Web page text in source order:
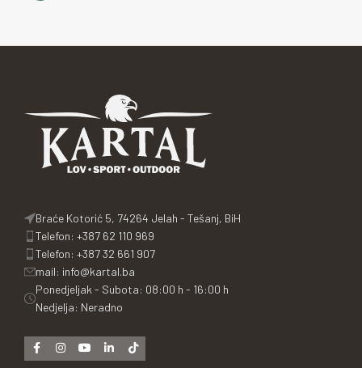
Braće Kotorić 5, 74264 Jelah - Tešanj, BiH
Telefon: +387 62 110 969
Telefon: +387 32 661 907
mail: info@kartal.ba
Ponedjeljak - Subota: 08:00 h - 16:00 h
Nedjelja: Neradno